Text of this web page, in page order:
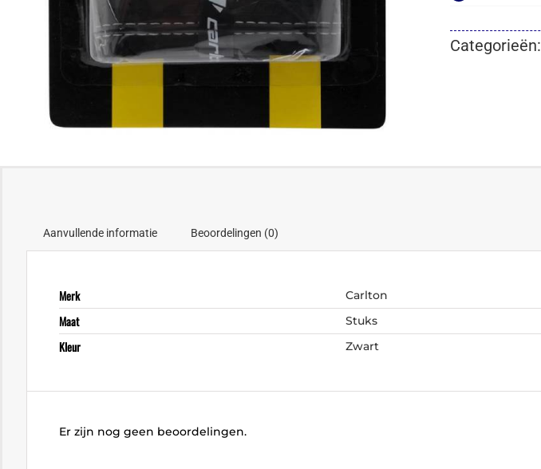
Categorieën:
Aanvullende informatie Beoordelingen (0)
Merk Carlton
Maat Stuks
Kleur Zwart
Er zijn nog geen beoordelingen.